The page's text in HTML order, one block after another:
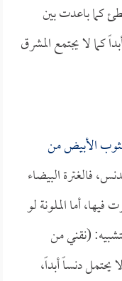
كما باعدت بين
كما لا يجتمع المشرق
الأبيض من
فالغترة البيضاء
أما الملونة لو
(نقني من
دنساً أبداً،